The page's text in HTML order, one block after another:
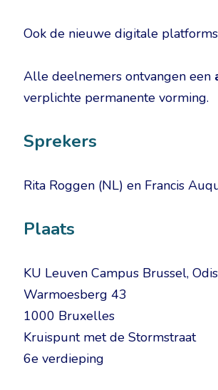
Ook de nieuwe digitale platforms
Alle deelnemers ontvangen een
verplichte permanente vorming.
Sprekers
Rita Roggen (NL) en Francis
Plaats
KU Leuven Campus Brussel,
Warmoesberg 43
1000 Bruxelles
Kruispunt met de Stormstraat
6e verdieping